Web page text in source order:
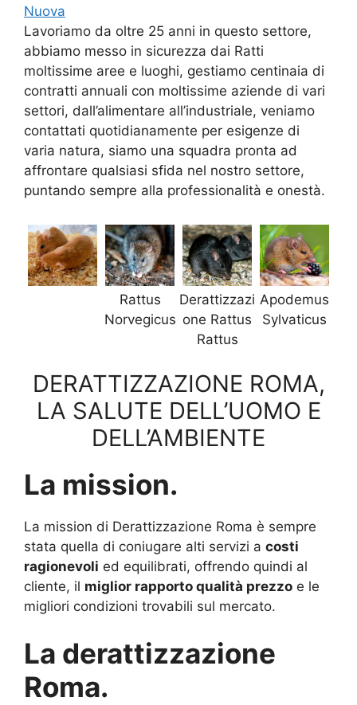
Nuova
Lavoriamo da oltre 25 anni in questo settore,
abbiamo messo in sicurezza dai Ratti
moltissime aree e luoghi, gestiamo centinaia di
contratti annuali con moltissime aziende di vari
settori, dall’alimentare all’industriale, veniamo
contattati quotidianamente per esigenze di
varia natura, siamo una squadra pronta ad
affrontare qualsiasi sfida nel nostro settore,
puntando sempre alla professionalità e onestà.
Rattus
Norvegicus
Derattizzazi
one Rattus
Rattus
Apodemus
Sylvaticus
DERATTIZZAZIONE ROMA,
LA SALUTE DELL’UOMO E
DELL’AMBIENTE
La mission.
La mission di Derattizzazione Roma è sempre
stata quella di coniugare alti servizi a costi
ragionevoli ed equilibrati, offrendo quindi al
cliente, il miglior rapporto qualità prezzo e le
migliori condizioni trovabili sul mercato.
La derattizzazione
Roma.